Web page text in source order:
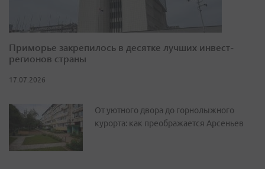
Приморье закрепилось в десятке лучших инвест-
регионов страны
17.07.2026
От уютного двора до горнолыжного
курорта: как преображается Арсеньев